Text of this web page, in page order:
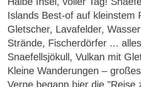
Islands Best-of auf kleinstem
Gletscher, Lavafelder,
Strände, Fischerdörfer ...
Snaefellsjökull, Vulkan mit
Kleine Wanderungen –
Verne begann hier die "Reise